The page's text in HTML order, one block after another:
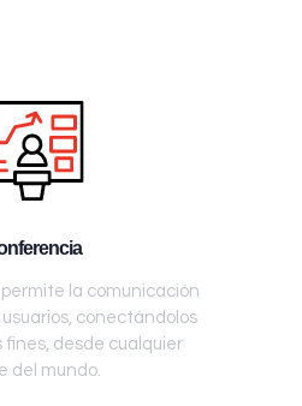
la comunicación
conectándolos
desde cualquier
del mundo.